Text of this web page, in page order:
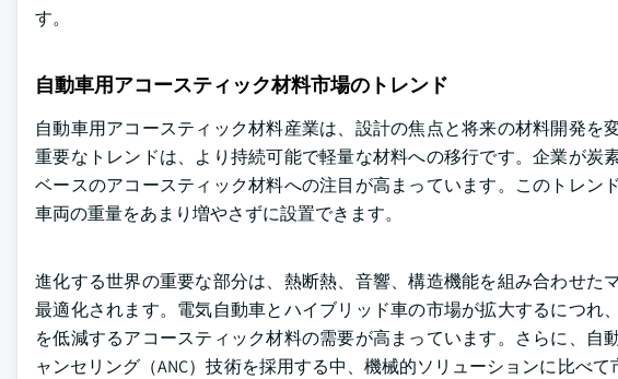
す。
自動車用アコースティック材料市場のトレンド
自動車用アコースティック材料産業は、設計の焦点と将来の材料開発
重要なトレンドは、より持続可能で軽量な材料への移行です。企業が
ベースのアコースティック材料への注目が高まっています。このトレン
車両の重量をあまり増やさずに設置できます。
進化する世界の重要な部分は、熱断熱、音響、構造機能を組み合わせ
最適化されます。電気自動車とハイブリッド車の市場が拡大するにつ
を低減するアコースティック材料の需要が高まっています。さらに、
ャンセリング（ANC）技術を採用する中、機械的ソリューションに比べ